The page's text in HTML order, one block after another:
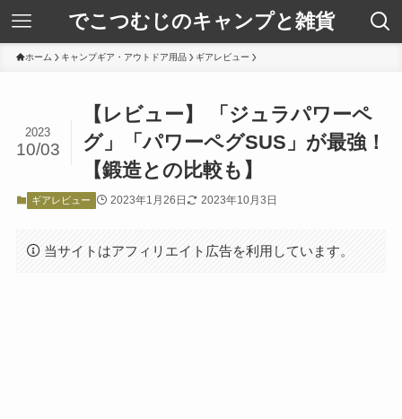
でこつむじのキャンプと雑貨
ホーム キャンプギア・アウトドア用品 ギアレビュー
【レビュー】 「ジュラパワーペ
グ」「パワーペグSUS」が最強！
【鍛造との比較も】
2023
10/03
ギアレビュー 2023年1月26日 2023年10月3日
当サイトはアフィリエイト広告を利用しています。